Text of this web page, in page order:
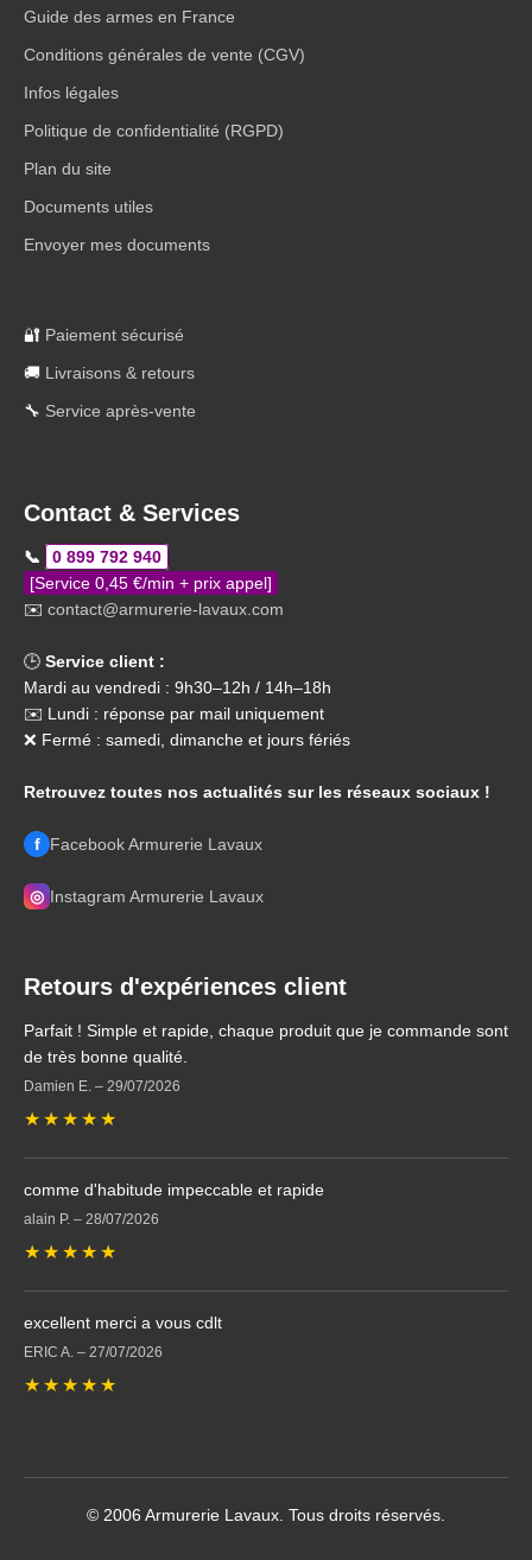
Guide des armes en France
Conditions générales de vente (CGV)
Infos légales
Politique de confidentialité (RGPD)
Plan du site
Documents utiles
Envoyer mes documents
🔐 Paiement sécurisé
🚚 Livraisons & retours
🔧 Service après-vente
Contact & Services
📞
0 899 792 940
[Service 0,45 €/min + prix appel]
✉️ contact@armurerie-lavaux.com
🕒 Service client :
Mardi au vendredi : 9h30–12h / 14h–18h
✉️ Lundi : réponse par mail uniquement
❌ Fermé : samedi, dimanche et jours fériés
Retrouvez toutes nos actualités sur les réseaux sociaux !
f Facebook Armurerie Lavaux
◎ Instagram Armurerie Lavaux
Retours d'expériences client
Parfait ! Simple et rapide, chaque produit que je commande sont
de très bonne qualité.
Damien E. – 29/07/2026
★ ★ ★ ★ ★
comme d'habitude impeccable et rapide
alain P. – 28/07/2026
★ ★ ★ ★ ★
excellent merci a vous cdlt
ERIC A. – 27/07/2026
★ ★ ★ ★ ★
© 2006 Armurerie Lavaux. Tous droits réservés.